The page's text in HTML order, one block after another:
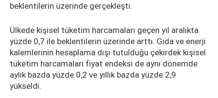
beklentilerin üzerinde gerçekleşti.
Ülkede kişisel tüketim harcamaları geçen yıl aralıkta
yüzde 0,7 ile beklentilerin üzerinde arttı. Gıda ve enerji
kalemlerinin hesaplama dışı tutulduğu çekirdek kişisel
tüketim harcamaları fiyat endeksi de aynı dönemde
aylık bazda yüzde 0,2 ve yıllık bazda yüzde 2,9
yükseldi.